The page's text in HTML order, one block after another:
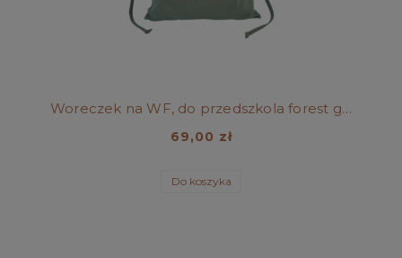
Woreczek na WF, do przedszkola forest green
69,00 zł
Do koszyka